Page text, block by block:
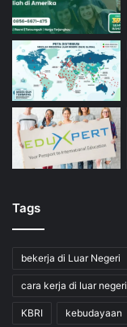
Tags
bekerja di Luar Negeri
cara kerja di luar negeri
KBRI kebudayaan